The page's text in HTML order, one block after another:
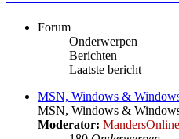
Forum
Onderwerpen
Berichten
Laatste bericht
MSN, Windows &
MSN, Windows &
Moderator: MandersOnline